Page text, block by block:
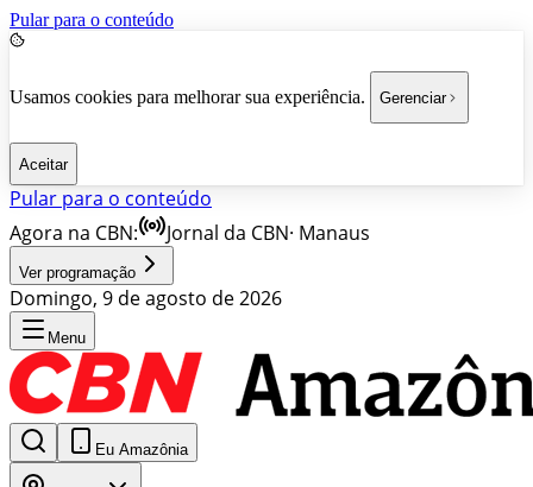
Pular para o conteúdo
Usamos cookies para melhorar sua experiência. Gerenciar
Aceitar
Pular para o conteúdo
Agora na CBN:
Jornal da CBN· Manaus
Ver programação
Domingo, 9 de agosto de 2026
Menu
Eu Amazônia